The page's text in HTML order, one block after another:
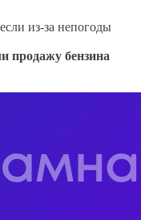
из-за непогоды
продажу бензина